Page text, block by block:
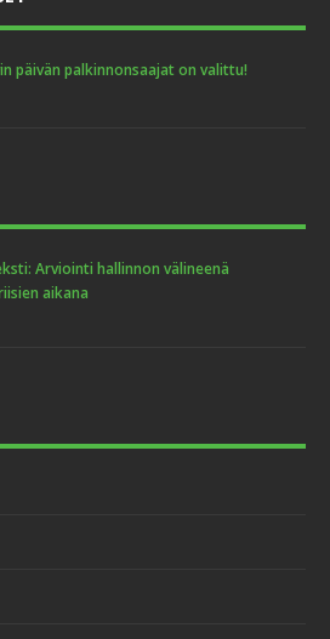
päivän palkinnonsaajat on valittu!
Arviointi hallinnon välineenä
aikana